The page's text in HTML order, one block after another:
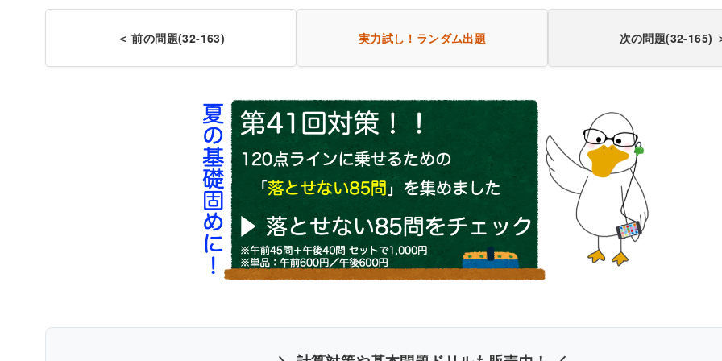
〇
書き込みしやすいレイアウト
改行過去問を見る
＜ 前の問題(32-163) 実力試し！ ランダム出題 次の問題(32-165)